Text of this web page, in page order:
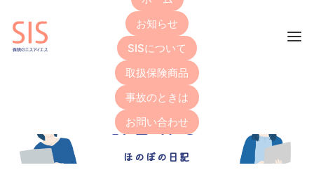
お知らせ
SISについて
取扱保険商品
事故のときは
お問い合わせ
NEWS
ほのぼの日記